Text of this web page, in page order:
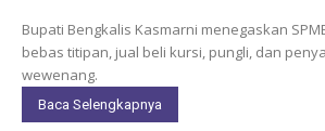
Bupati Bengkalis Kasmarni menegaskan
bebas titipan, jual beli kursi, pungli, dan
wewenang.
Baca Selengkapnya